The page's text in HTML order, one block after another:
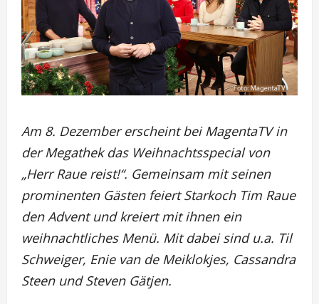
Am 8. Dezember erscheint bei MagentaTV in
der Megathek das Weihnachtsspecial von
„Herr Raue reist!“. Gemeinsam mit seinen
prominenten Gästen feiert Starkoch Tim Raue
den Advent und kreiert mit ihnen ein
weihnachtliches Menü. Mit dabei sind u.a. Til
Schweiger, Enie van de Meiklokjes, Cassandra
Steen und Steven Gätjen.